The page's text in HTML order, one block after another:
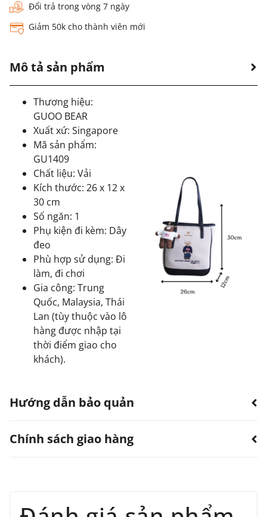
Đổi trả trong vòng 7 ngày
Giảm 50k cho thành viên mới
Mô tả sản phẩm
Thương hiệu:
GUOO BEAR
Xuất xứ: Singapore
Mã sản phẩm:
GU1409
Chất liệu: Vải
Kích thước: 26 x 12 x
30 cm
Số ngăn: 1
Phụ kiện đi kèm: Dây
đeo
Phù hợp sử dụng: Đi
làm, đi chơi
Gia công: Trung
Quốc, Malaysia, Thái
Lan (tùy thuộc vào lô
hàng được nhập tại
thời điểm giao cho
khách).
Hướng dẫn bảo quản
Hạn chế sản phẩm bị thấm nước.
phẩm.
Chính sách giao hàng
đơn hàng mà quý khách đặt với chúng tôi. Chúng tôi hỗ